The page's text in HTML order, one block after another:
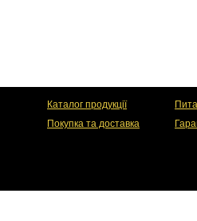
Каталог продукції
Покупка та доставка